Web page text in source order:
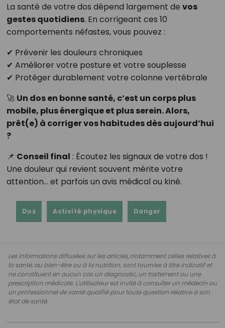
La santé de votre dos dépend largement de vos
gestes quotidiens. En corrigeant ces 10
comportements néfastes, vous pouvez :
✔ Prévenir les douleurs chroniques
✔ Améliorer votre posture et votre souplesse
✔ Protéger durablement votre colonne vertébrale
🚀 Un dos en bonne santé, c’est un corps plus
mobile, plus énergique et plus serein. Alors,
prêt(e) à corriger vos habitudes dès aujourd’hui
?
📌 Conseil final : Écoutez les signaux de votre dos !
Une douleur qui revient souvent mérite votre
attention… et parfois un avis médical ou kiné.
Dos Activité physique Danger
Les informations diffusées sur les articles, notamment celles relatives à
la santé, au bien-être ou à la nutrition, sont fournies à titre indicatif et
ne constituent en aucun cas un diagnostic, un traitement ou une
prescription médicale. L'utilisateur est invité à consulter un médecin ou
un professionnel de santé qualifié pour toute question relative à son
état de santé.